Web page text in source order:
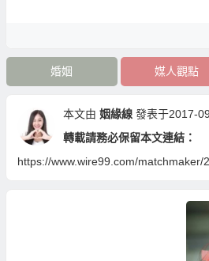
婚姻 媒人觀點
本文由 姻緣線 發表于2017-
轉載請務必保留本文連結：
https://www.wire99.com/matchmaker/